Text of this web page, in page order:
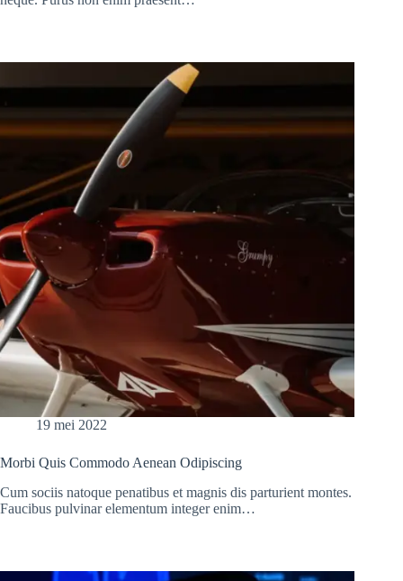
19 mei 2022
Morbi Quis Commodo Aenean Odipiscing
Cum sociis natoque penatibus et magnis dis parturient montes.
Faucibus pulvinar elementum integer enim…